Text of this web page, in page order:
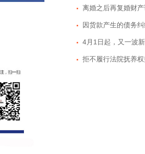
离婚之后再复婚财产
因货款产生的债务
4月1日起，又一波
拒不履行法院抚养